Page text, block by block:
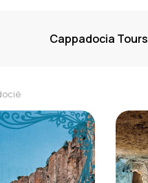
Cappadocia Tours